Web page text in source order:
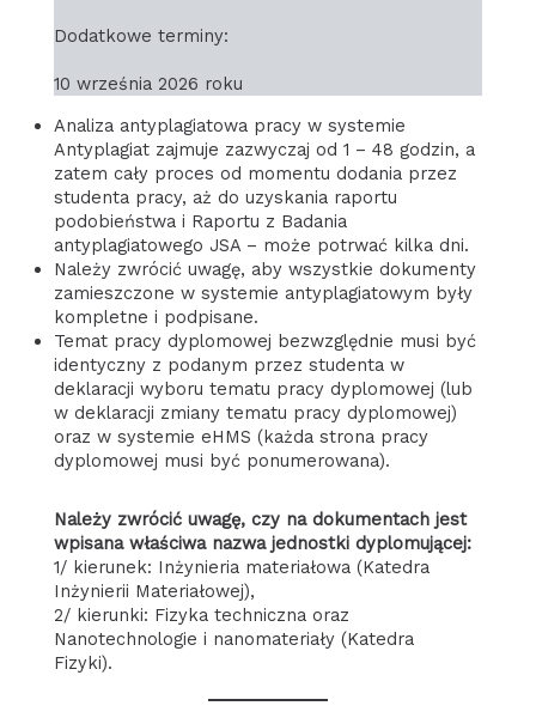
Dodatkowe terminy:
10 września 2026 roku
Analiza antyplagiatowa pracy w systemie
Antyplagiat zajmuje zazwyczaj od 1 – 48 godzin, a
zatem cały proces od momentu dodania przez
studenta pracy, aż do uzyskania raportu
podobieństwa i Raportu z Badania
antyplagiatowego JSA – może potrwać kilka dni.
Należy zwrócić uwagę, aby wszystkie dokumenty
zamieszczone w systemie antyplagiatowym były
kompletne i podpisane.
Temat pracy dyplomowej bezwzględnie musi być
identyczny z podanym przez studenta w
deklaracji wyboru tematu pracy dyplomowej (lub
w deklaracji zmiany tematu pracy dyplomowej)
oraz w systemie eHMS (każda strona pracy
dyplomowej musi być ponumerowana).
Należy zwrócić uwagę, czy na dokumentach jest
wpisana właściwa nazwa jednostki dyplomującej:
1/ kierunek: Inżynieria materiałowa (Katedra
Inżynierii Materiałowej),
2/ kierunki: Fizyka techniczna oraz
Nanotechnologie i nanomateriały (Katedra
Fizyki).